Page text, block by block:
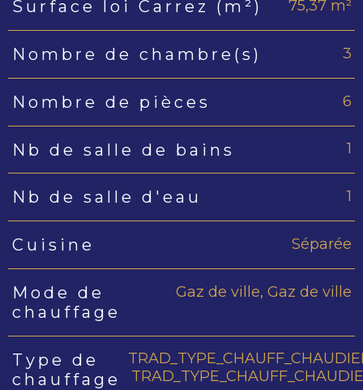
Surface loi Carrez (m²) 75,37 m²
Nombre de chambre(s) 3
Nombre de pièces 6
Nb de salle de bains 1
Nb de salle d'eau 1
Cuisine Séparée
Mode de
chauffage
Gaz de ville, Gaz de ville
Type de
chauffage